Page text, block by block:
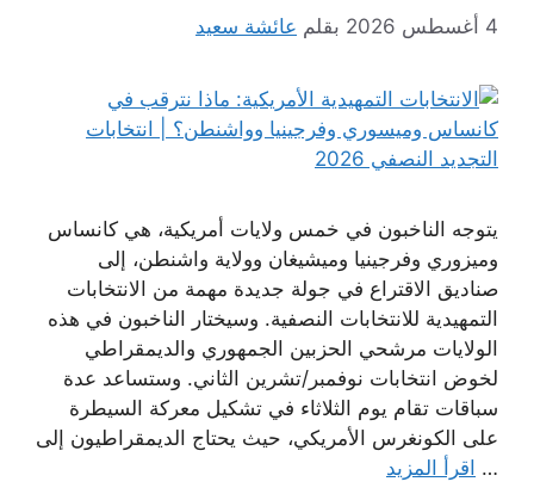
4 أغسطس 2026 بقلم عائشة سعيد
يتوجه الناخبون في خمس ولايات أمريكية، هي كانساس
وميزوري وفرجينيا وميشيغان وولاية واشنطن، إلى
صناديق الاقتراع في جولة جديدة مهمة من الانتخابات
التمهيدية للانتخابات النصفية. وسيختار الناخبون في هذه
الولايات مرشحي الحزبين الجمهوري والديمقراطي
لخوض انتخابات نوفمبر/تشرين الثاني. وستساعد عدة
سباقات تقام يوم الثلاثاء في تشكيل معركة السيطرة
على الكونغرس الأمريكي، حيث يحتاج الديمقراطيون إلى
… اقرأ المزيد